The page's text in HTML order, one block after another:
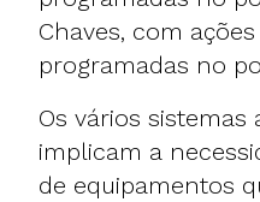
Chaves, com
programadas no
Os vários sistemas
implicam a
de equipamentos